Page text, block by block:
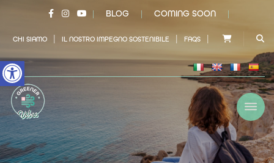
Open toolbar
BLOG COMING SOON
CHI SIAMO IL NOSTRO IMPEGNO SOSTENIBILE FAQS